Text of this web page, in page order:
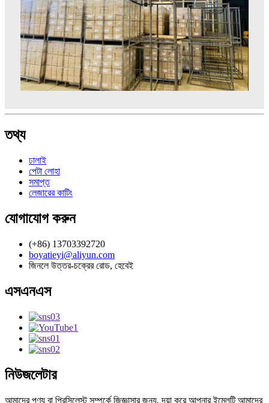
তথ্য
ঢালাই
পেটা লোহা
সমাপ্ত
লেজারের কাটিং
যোগাযোগ করুন
(+86) 13703392720
boyatieyi@aliyun.com
জিনলে উত্তর-চক্রের রোড, হেবেই
এসএনএস
নিউজলেটার
আমাদের পণ্য বা প্রিসিলেস্ট সম্পর্কে জিজ্ঞাসার জন্য, দয়া করে আপনার ইমেলটি আমাদের